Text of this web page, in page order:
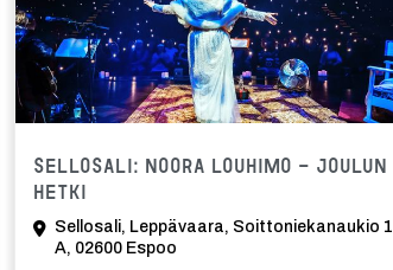
Sellosali: Noora Louhimo - Joulun
hetki
Sellosali, Leppävaara, Soittoniekanaukio 1
A, 02600 Espoo